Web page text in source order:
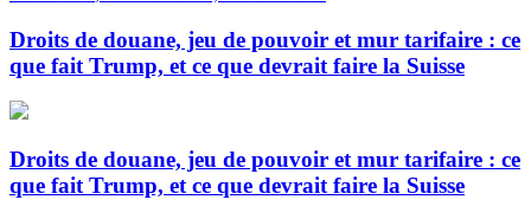
Droits de douane, jeu de pouvoir et mur tarifaire : ce
que fait Trump, et ce que devrait faire la Suisse
Droits de douane, jeu de pouvoir et mur tarifaire : ce
que fait Trump, et ce que devrait faire la Suisse